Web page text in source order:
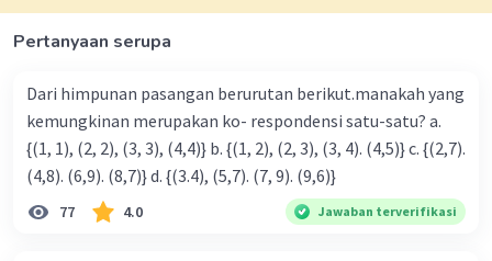
Pertanyaan serupa
Dari himpunan pasangan berurutan berikut.manakah yang
kemungkinan merupakan ko- respondensi satu-satu? a.
{(1, 1), (2, 2), (3, 3), (4,4)} b. {(1, 2), (2, 3), (3, 4). (4,5)} c. {(2,7).
(4,8). (6,9). (8,7)} d. {(3.4), (5,7). (7, 9). (9,6)}
77 4.0 Jawaban terverifikasi